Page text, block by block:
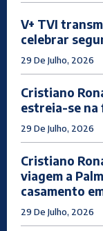
V+ TVI
celebrar
29 De Julho, 2026
Cristiano
estreia-se na
29 De Julho, 2026
Cristiano
viagem a
casamento
29 De Julho, 2026